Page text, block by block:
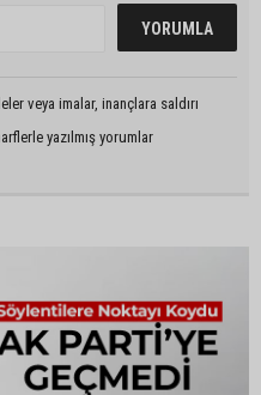
veya imalar, inançlara saldırı
yazılmış yorumlar